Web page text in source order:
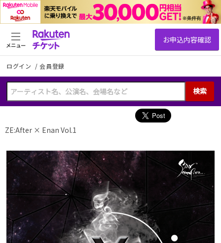
ログイン /会員登録
検索
メニュー
ZE:After × Enan Vol.1